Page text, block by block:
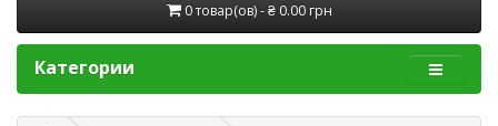
0 товар(ов) - ₴ 0.00 грн
Категории